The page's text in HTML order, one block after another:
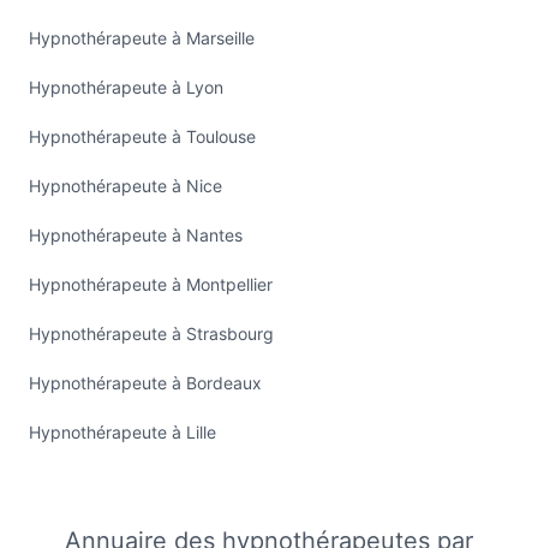
Hypnothérapeute à Marseille
Hypnothérapeute à Lyon
Hypnothérapeute à Toulouse
Hypnothérapeute à Nice
Hypnothérapeute à Nantes
Hypnothérapeute à Montpellier
Hypnothérapeute à Strasbourg
Hypnothérapeute à Bordeaux
Hypnothérapeute à Lille
Annuaire des hypnothérapeutes par